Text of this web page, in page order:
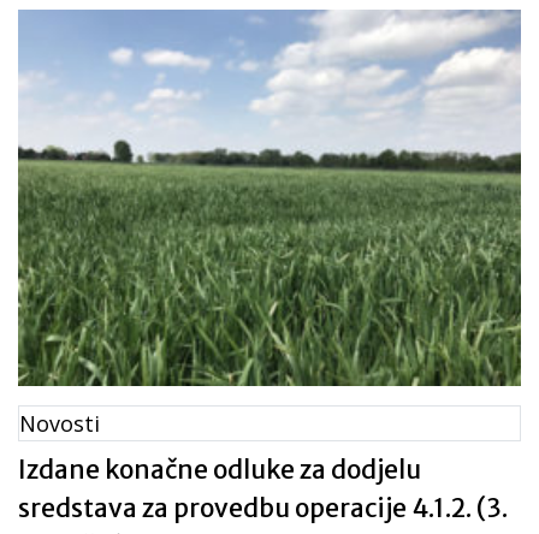
Novosti
Izdane konačne odluke za dodjelu
sredstava za provedbu operacije 4.1.2. (3.